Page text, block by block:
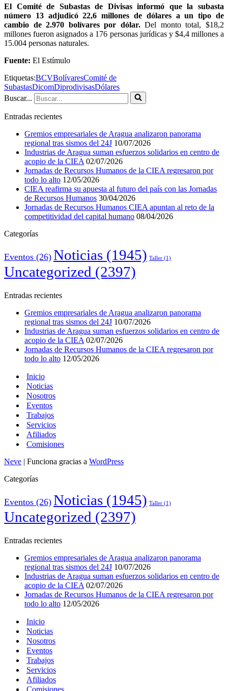
El Comité de Subastas de Divisas informó que la subasta
número 13 adjudicó 22,6 millones de dólares a un tipo de
cambio de 2.970 bolívares por dólar.Del monto total, $18,2
millones fueron asignados a 176 personas jurídicas y $4,4 millones a
15.004 personas naturales.
Fuente: El Estímulo
Etiquetas:BCVBolívaresComité de
SubastasDicomDiprodivisasDólares
Buscar...
Entradas recientes
Gremios empresariales de Aragua analizaron panorama
regional tras sismos del 24J 10/07/2026
Industrias de Aragua suman esfuerzos solidarios en centro de
acopio de la CIEA 02/07/2026
Jornadas de Recursos Humanos de la CIEA regresaron por
todo lo alto 12/05/2026
CIEA reafirma su apuesta al futuro del país con las Jornadas
de Recursos Humanos 30/04/2026
Jornadas de Recursos Humanos CIEA apuntan al reto de la
competitividad del capital humano 08/04/2026
Categorías
Eventos (26) Noticias (1945) Taller (1)
Uncategorized (2397)
Entradas recientes
Gremios empresariales de Aragua analizaron panorama
regional tras sismos del 24J 10/07/2026
Industrias de Aragua suman esfuerzos solidarios en centro de
acopio de la CIEA 02/07/2026
Jornadas de Recursos Humanos de la CIEA regresaron por
todo lo alto 12/05/2026
Inicio
Noticias
Nosotros
Eventos
Trabajos
Servicios
Afiliados
Comisiones
Neve | Funciona gracias a WordPress
Categorías
Eventos (26) Noticias (1945) Taller (1)
Uncategorized (2397)
Entradas recientes
Gremios empresariales de Aragua analizaron panorama
regional tras sismos del 24J 10/07/2026
Industrias de Aragua suman esfuerzos solidarios en centro de
acopio de la CIEA 02/07/2026
Jornadas de Recursos Humanos de la CIEA regresaron por
todo lo alto 12/05/2026
Inicio
Noticias
Nosotros
Eventos
Trabajos
Servicios
Afiliados
Comisiones